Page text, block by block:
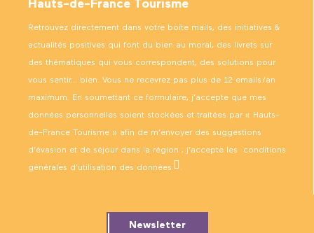
Hauts-de-France Tourisme
Retrouvez directement dans votre boîte mails, des initiatives &
actualités positives qui font du bien au moral, des livrets sur
des thématiques qui vous correspondent, des solutions pour
vous sentir… bien. Vous ne recevrez pas plus de 12 emails/an
maximum. En soumettant ce formulaire, j’accepte que mes
données personnelles soient stockées et traitées par « Hauts-
de-France Tourisme » afin de m’envoyer des suggestions
d’évasion et de séjour dans la région ; j’accepte les conditions
générales d’utilisation des données .
Newsletter